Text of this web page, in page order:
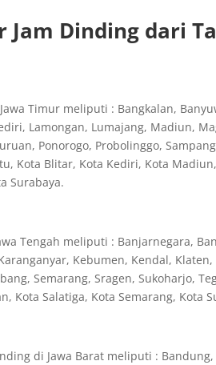
Dinding dari
Timur meliputi : Bangkalan,
Lamongan, Lumajang, Madiun,
Ponorogo, Probolinggo,
Kota Blitar, Kota Kediri, Kota
Surabaya.
Tengah meliputi : Banjarnegara,
Kebumen, Kendal,
Semarang, Sragen, Sukoharjo,
Kota Salatiga, Kota Semarang, Kota
di Jawa Barat meliputi :